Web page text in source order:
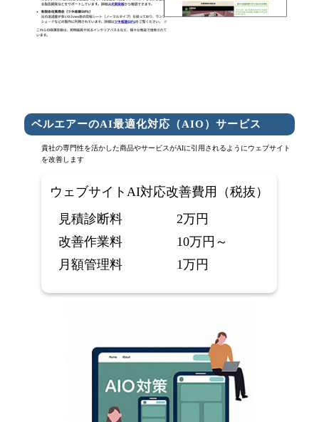
ベルエアーのAI最適化対応（AIO）サービス
貴社の専門性を活かした商品やサービスがAIに引用されるようにウェブサイト
を改善します
ウェブサイトAI対応改善費用（税抜）
見積診断料
2万円
改善作業料
10万円～
月額管理料
1万円